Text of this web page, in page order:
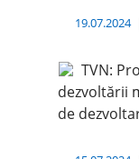
19.07.2024
TVN:
dezvoltării
de